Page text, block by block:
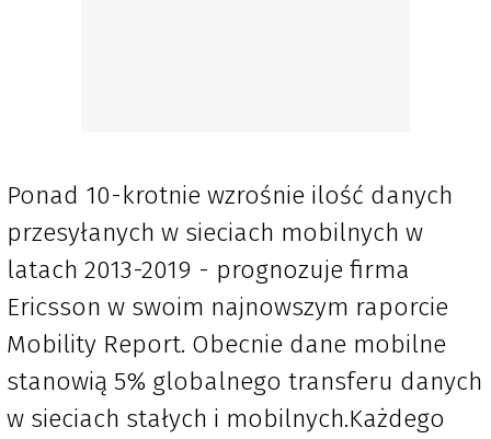
Ponad 10-krotnie wzrośnie ilość danych
przesyłanych w sieciach mobilnych w
latach 2013-2019 - prognozuje firma
Ericsson w swoim najnowszym raporcie
Mobility Report. Obecnie dane mobilne
stanowią 5% globalnego transferu danych
w sieciach stałych i mobilnych.Każdego